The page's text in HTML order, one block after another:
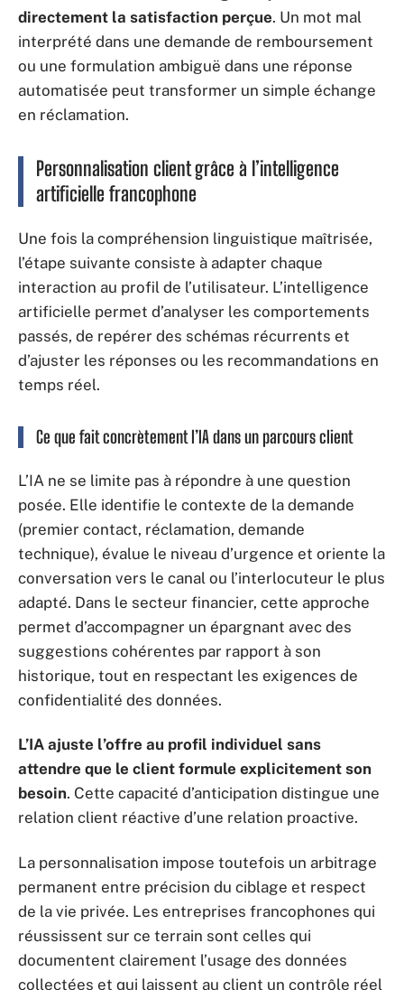
directement la satisfaction perçue. Un mot mal
interprété dans une demande de remboursement
ou une formulation ambiguë dans une réponse
automatisée peut transformer un simple échange
en réclamation.
Personnalisation client grâce à l’intelligence
artificielle francophone
Une fois la compréhension linguistique maîtrisée,
l’étape suivante consiste à adapter chaque
interaction au profil de l’utilisateur. L’intelligence
artificielle permet d’analyser les comportements
passés, de repérer des schémas récurrents et
d’ajuster les réponses ou les recommandations en
temps réel.
Ce que fait concrètement l’IA dans un parcours client
L’IA ne se limite pas à répondre à une question
posée. Elle identifie le contexte de la demande
(premier contact, réclamation, demande
technique), évalue le niveau d’urgence et oriente la
conversation vers le canal ou l’interlocuteur le plus
adapté. Dans le secteur financier, cette approche
permet d’accompagner un épargnant avec des
suggestions cohérentes par rapport à son
historique, tout en respectant les exigences de
confidentialité des données.
L’IA ajuste l’offre au profil individuel sans
attendre que le client formule explicitement son
besoin. Cette capacité d’anticipation distingue une
relation client réactive d’une relation proactive.
La personnalisation impose toutefois un arbitrage
permanent entre précision du ciblage et respect
de la vie privée. Les entreprises francophones qui
réussissent sur ce terrain sont celles qui
documentent clairement l’usage des données
collectées et qui laissent au client un contrôle réel